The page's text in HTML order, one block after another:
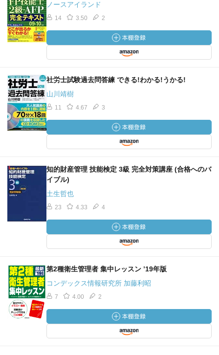
ノースアイランド
14 3.50 2
社労士試験過去問答練 できる!わかる!うかる!
山川靖樹
11 4.67 3
知的財産管理 技能検定 3級 完全対策講座 (合格へのバ
イブル)
土生哲也
23 4.33 4
第2種衛生管理者 集中レッスン ’19年版
コンデックス情報研究所 加藤利昭
7 4.00 2